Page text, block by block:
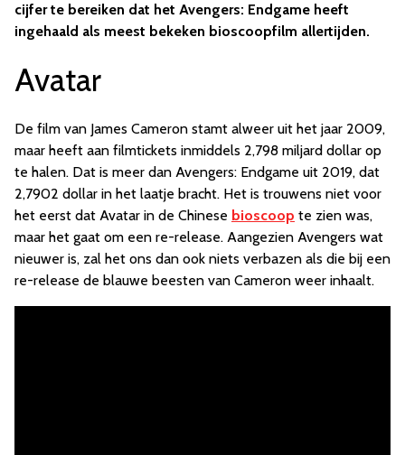
cijfer te bereiken dat het Avengers: Endgame heeft
ingehaald als meest bekeken bioscoopfilm allertijden.
Avatar
De film van James Cameron stamt alweer uit het jaar 2009,
maar heeft aan filmtickets inmiddels 2,798 miljard dollar op
te halen. Dat is meer dan Avengers: Endgame uit 2019, dat
2,7902 dollar in het laatje bracht. Het is trouwens niet voor
het eerst dat Avatar in de Chinese bioscoop te zien was,
maar het gaat om een re-release. Aangezien Avengers wat
nieuwer is, zal het ons dan ook niets verbazen als die bij een
re-release de blauwe beesten van Cameron weer inhaalt.